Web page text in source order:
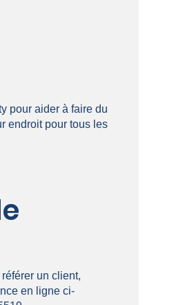
pour aider à faire du
endroit pour tous les
un client,
en ligne ci-